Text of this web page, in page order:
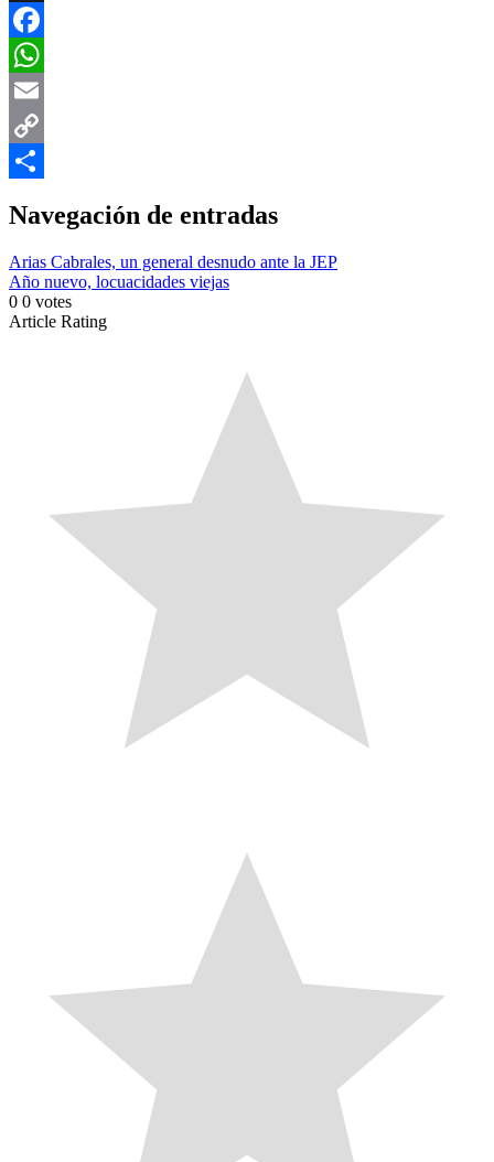
X
Facebook
WhatsApp
Email
Copy
Navegación de entradas
Arias Cabrales, un general desnudo ante la JEP
Año nuevo, locuacidades viejas
0 0 votes
Article Rating